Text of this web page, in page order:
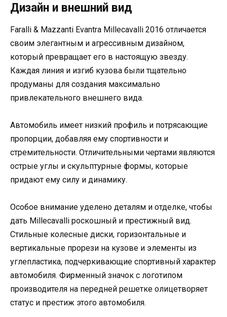
Дизайн и внешний вид
Faralli & Mazzanti Evantra Millecavalli 2016 отличается
своим элегантным и агрессивным дизайном,
который превращает его в настоящую звезду.
Каждая линия и изгиб кузова были тщательно
продуманы для создания максимально
привлекательного внешнего вида.
Автомобиль имеет низкий профиль и потрясающие
пропорции, добавляя ему спортивности и
стремительности. Отличительными чертами являются
острые углы и скульптурные формы, которые
придают ему силу и динамику.
Особое внимание уделено деталям и отделке, чтобы
дать Мillecavalli роскошный и престижный вид.
Стильные колесные диски, горизонтальные и
вертикальные прорези на кузове и элементы из
углепластика, подчеркивающие спортивный характер
автомобиля. Фирменный значок с логотипом
производителя на передней решетке олицетворяет
статус и престиж этого автомобиля.